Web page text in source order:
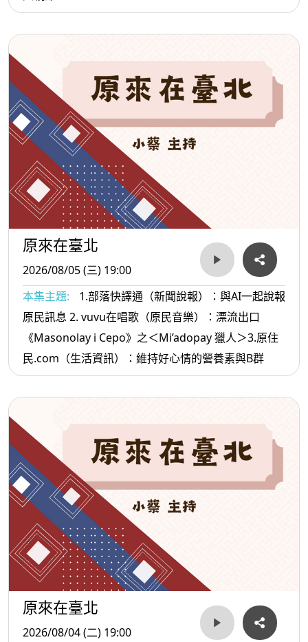
原來在臺北
2026/08/05 (三) 19:00
本集主題:
1.部落快譯通（新聞說報）：與AI一起說報
原民訊息 2. vuvu在唱歌（原民音樂）：漂流出口
《Masonolay i Cepo》之＜Mi’adopay 獵人＞3.原住
民.com（生活資訊）：維持好心情的營養素與B群
原來在臺北
2026/08/04 (二) 19:00